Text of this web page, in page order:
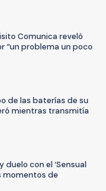
Comunica reveló
“un problema un poco
de las baterías de su
mientras transmitía
con el ‘Sensual
momentos de